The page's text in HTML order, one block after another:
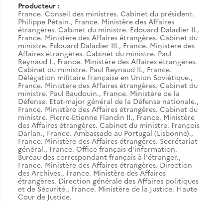
Producteur :
France. Conseil des ministres. Cabinet du président.
Philippe Pétain., France. Ministère des Affaires
étrangères. Cabinet du ministre. Edouard Daladier II.,
France. Ministère des Affaires étrangères. Cabinet du
ministre. Edouard Daladier III., France. Ministère des
Affaires étrangères. Cabinet du ministre. Paul
Reynaud I., France. Ministère des Affaires étrangères.
Cabinet du ministre. Paul Reynaud II., France.
Délégation militaire française en Union Soviétique.,
France. Ministère des Affaires étrangères. Cabinet du
ministre. Paul Baudouin., France. Ministère de la
Défense. Etat-major général de la Défense nationale.,
France. Ministère des Affaires étrangères. Cabinet du
ministre. Pierre-Etienne Flandin II., France. Ministère
des Affaires étrangères. Cabinet du ministre. François
Darlan., France. Ambassade au Portugal (Lisbonne).,
France. Ministère des Affaires étrangères. Secrétariat
général., France. Office français d'information.
Bureau des correspondant français à l'étranger.,
France. Ministère des Affaires étrangères. Direction
des Archives., France. Ministère des Affaires
étrangères. Direction générale des Affaires politiques
et de Sécurité., France. Ministère de la Justice. Haute
Cour de Justice.